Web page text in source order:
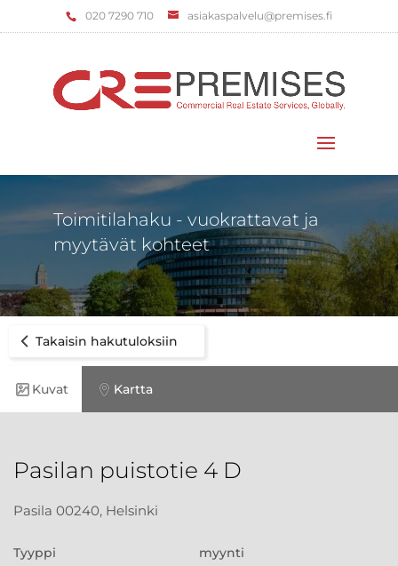
‌020 7290 710 asiakaspalvelu@premises.fi
Toimitilahaku - vuokrattavat ja
myytävät kohteet
Takaisin hakutuloksiin
Kuvat Kartta
Pasilan puistotie 4 D
Pasila 00240, Helsinki
Tyyppi myynti